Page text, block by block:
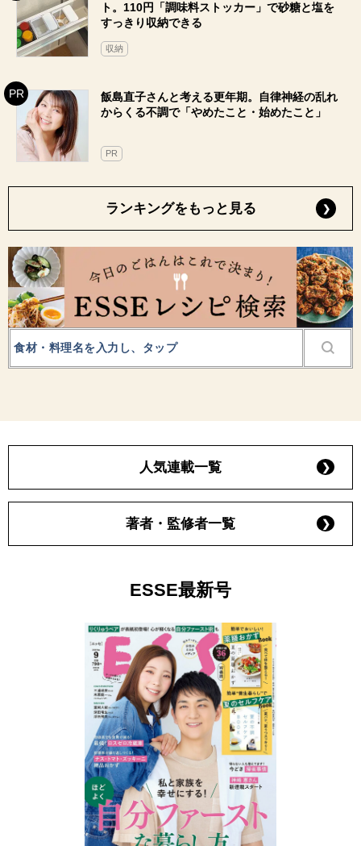
ト。110円「調味料ストッカー」で砂糖と塩を
すっきり収納できる
収納
飯島直子さんと考える更年期。自律神経の乱れ
からくる不調で「やめたこと・始めたこと」
PR
ランキングをもっと見る
人気連載一覧
著者・監修者一覧
ESSE最新号